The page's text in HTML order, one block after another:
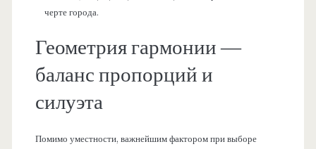
черте города.
Геометрия гармонии —
баланс пропорций и
силуэта
Помимо уместности, важнейшим фактором при выборе